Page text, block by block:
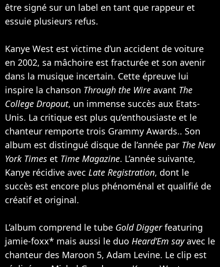
être signé sur un label en tant que rappeur et
essuie plusieurs refus.
Kanye West est victime d’un accident de voiture
en 2002, sa mâchoire est fracturée et son avenir
dans la musique incertain. Cette épreuve lui
inspire la chanson Through the Wire avant The
College Dropout, un immense succès aux Etats-
Unis. La critique est plus qu’enthousiaste et le
chanteur remporte trois Grammy Awards.. Son
album est distingué disque de l’année par The New
York Times et Time Magazine. L’année suivante,
Kanye récidive avec Late Registration, dont le
succès est encore plus phénoménal et qualifié de
créatif et original.
L’album comprend le tube Gold Diggerfeaturing
jamie-foxx* mais aussi le duo Heard’Em sayavec le
chanteur des Maroon 5, Adam Levine. Le clip est